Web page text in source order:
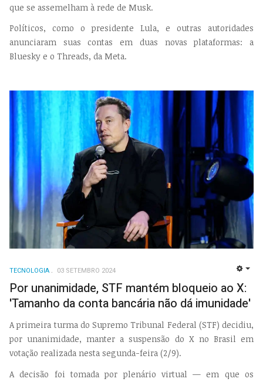
que se assemelham à rede de Musk.
Políticos, como o presidente Lula, e outras autoridades
anunciaram suas contas em duas novas plataformas: a
Bluesky e o Threads, da Meta.
TECNOLOGIA 03 SETEMBRO 2024
Por unanimidade, STF mantém bloqueio ao X:
'Tamanho da conta bancária não dá imunidade'
A primeira turma do Supremo Tribunal Federal (STF) decidiu,
por unanimidade, manter a suspensão do X no Brasil em
votação realizada nesta segunda-feira (2/9).
A decisão foi tomada por plenário virtual — em que os